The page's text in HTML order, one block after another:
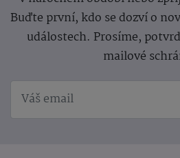
Buďte první, kdo se dozví o
událostech. Prosíme,
mailové